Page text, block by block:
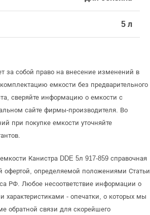
5 л
за собой право на внесение изменений в
емкости без предварительного
сверяйте информацию о емкости с
сайте фирмы-производителя. Во
при покупке емкости уточняйте
Канистра DDE 5л 917-859 справочная
офертой, определяемой положениями Статьи
РФ. Любое несоответствие информации о
характеристиками - опечатки, о которых мы
обратной связи для скорейшего